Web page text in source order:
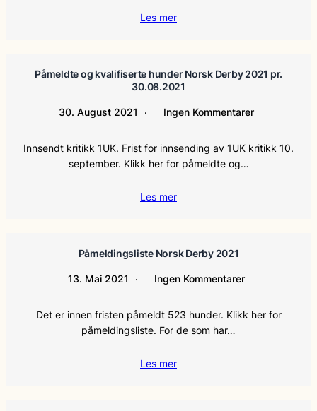
Les mer
Påmeldte og kvalifiserte hunder Norsk Derby 2021 pr.
30.08.2021
30. August 2021 Ingen Kommentarer
Innsendt kritikk 1UK. Frist for innsending av 1UK kritikk 10.
september. Klikk her for påmeldte og…
Les mer
Påmeldingsliste Norsk Derby 2021
13. Mai 2021 Ingen Kommentarer
Det er innen fristen påmeldt 523 hunder. Klikk her for
påmeldingsliste. For de som har…
Les mer